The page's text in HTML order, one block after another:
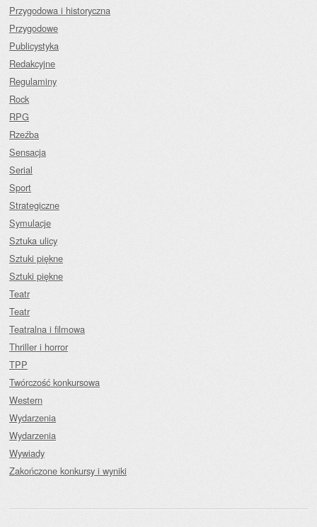
Przygodowa i historyczna
Przygodowe
Publicystyka
Redakcyjne
Regulaminy
Rock
RPG
Rzeźba
Sensacja
Serial
Sport
Strategiczne
Symulacje
Sztuka ulicy
Sztuki piękne
Sztuki piękne
Teatr
Teatr
Teatralna i filmowa
Thriller i horror
TPP
Twórczość konkursowa
Western
Wydarzenia
Wydarzenia
Wywiady
Zakończone konkursy i wyniki